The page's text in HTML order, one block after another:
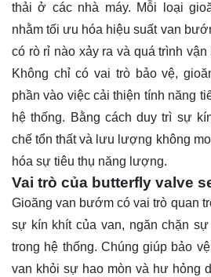
thải ở các nhà máy. Mỗi loại
nhằm tối ưu hóa hiệu suất van
có rò rỉ nào xảy ra và quá trình
Không chỉ có vai trò bảo vệ,
phần vào việc cải thiện tính năng
hệ thống. Bằng cách duy trì sự
chế tổn thất và lưu lượng không
hóa sự tiêu thụ năng lượng.
Vai trò của butterfly valve
Gioăng van bướm có vai trò quan
sự kín khít của van, ngăn chặn
trong hệ thống. Chúng giúp bảo
van khỏi sự hao mòn và hư hỏng